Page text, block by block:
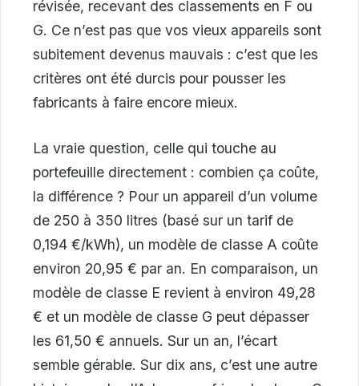
révisée, recevant des classements en F ou
G. Ce n’est pas que vos vieux appareils sont
subitement devenus mauvais : c’est que les
critères ont été durcis pour pousser les
fabricants à faire encore mieux.
La vraie question, celle qui touche au
portefeuille directement : combien ça coûte,
la différence ? Pour un appareil d’un volume
de 250 à 350 litres (basé sur un tarif de
0,194 €/kWh), un modèle de classe A coûte
environ 20,95 € par an. En comparaison, un
modèle de classe E revient à environ 49,28
€ et un modèle de classe G peut dépasser
les 61,50 € annuels. Sur un an, l’écart
semble gérable. Sur dix ans, c’est une autre